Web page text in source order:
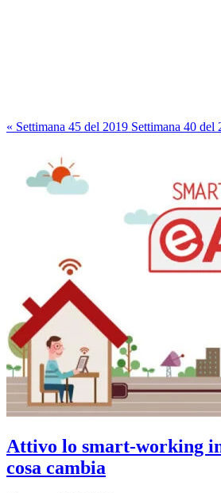
« Settimana 45 del 2019 Settimana 40 del
Attivo lo smart-working
cosa cambia